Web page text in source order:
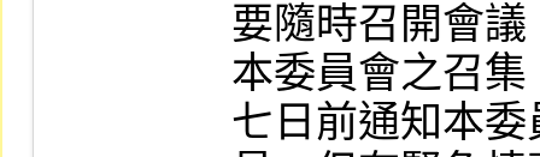
要隨時召開會議
本委員會之召
七日前通知本